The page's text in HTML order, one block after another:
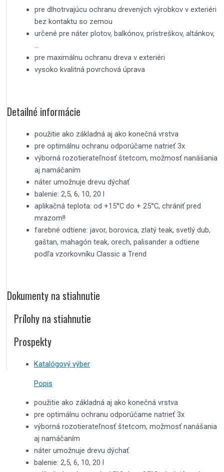
pre dlhotrvajúcu ochranu drevených výrobkov v exteriéri
bez kontaktu so zemou
určené pre náter plotov, balkónov, prístreškov, altánkov,
…
pre maximálnu ochranu dreva v exteriéri
vysoko kvalitná povrchová úprava
Detailné informácie
použitie ako základná aj ako konečná vrstva
pre optimálnu ochranu odporúčame natrieť 3x
výborná rozotierateľnosť štetcom, možmosť nanášania
aj namáčaním
náter umožnuje drevu dýchať
balenie: 2,5, 6, 10, 20 l
aplikačná teplota: od +15°C do + 25°C, chrániť pred
mrazom!!
farebné odtiene: javor, borovica, zlatý teak, svetlý dub,
gaštan, mahagón teak, orech, palisander a odtiene
podľa vzorkovníku Classic a Trend
Dokumenty na stiahnutie
Prílohy na stiahnutie
Prospekty
Katalógový výber
Popis
použitie ako základná aj ako konečná vrstva
pre optimálnu ochranu odporúčame natrieť 3x
výborná rozotierateľnosť štetcom, možmosť nanášania
aj namáčaním
náter umožnuje drevu dýchať
balenie: 2,5, 6, 10, 20 l